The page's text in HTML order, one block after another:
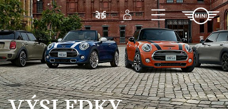
Prejsť na hlavný obsah
PorovnaťPrihlásenie